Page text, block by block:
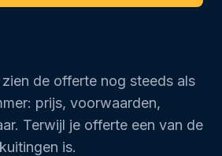
de offerte nog steeds als
prijs, voorwaarden,
Terwijl je offerte een van de
is.